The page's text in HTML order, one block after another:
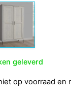
geleverd
op voorraad en